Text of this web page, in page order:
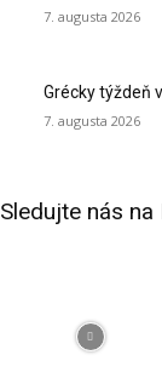
7. augusta 2026
Grécky týždeň
7. augusta 2026
Sledujte nás